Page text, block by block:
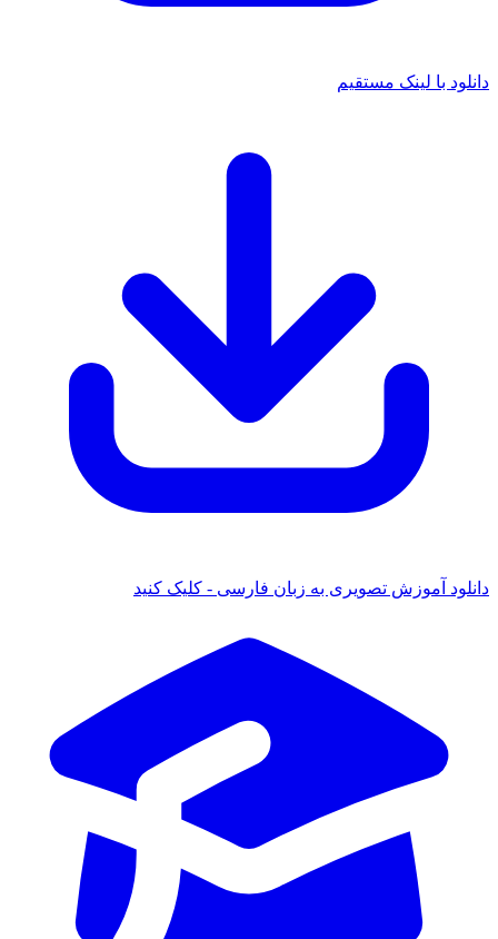
دانلود با لینک مستقیم
دانلود آموزش تصویری به زبان فارسی - کلیک کنید